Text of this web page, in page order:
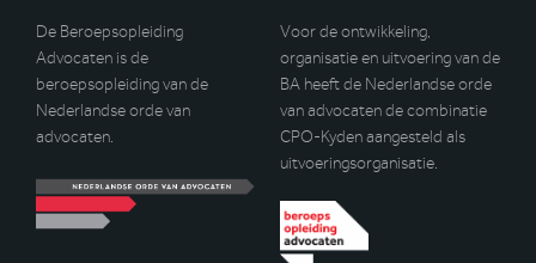
De Beroepsopleiding
Advocaten is de
beroepsopleiding van de
Nederlandse orde van
advocaten.
Voor de ontwikkeling,
organisatie en uitvoering van de
BA heeft de Nederlandse orde
van advocaten de combinatie
CPO-Kyden aangesteld als
uitvoeringsorganisatie.